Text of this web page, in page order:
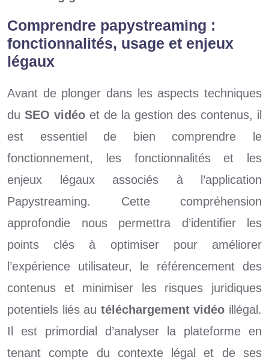
Comprendre papystreaming :
fonctionnalités, usage et enjeux
légaux
Avant de plonger dans les aspects techniques
du SEO vidéo et de la gestion des contenus, il
est essentiel de bien comprendre le
fonctionnement, les fonctionnalités et les
enjeux légaux associés à l’application
Papystreaming. Cette compréhension
approfondie nous permettra d’identifier les
points clés à optimiser pour améliorer
l’expérience utilisateur, le référencement des
contenus et minimiser les risques juridiques
potentiels liés au téléchargement vidéo illégal.
Il est primordial d’analyser la plateforme en
tenant compte du contexte légal et de ses